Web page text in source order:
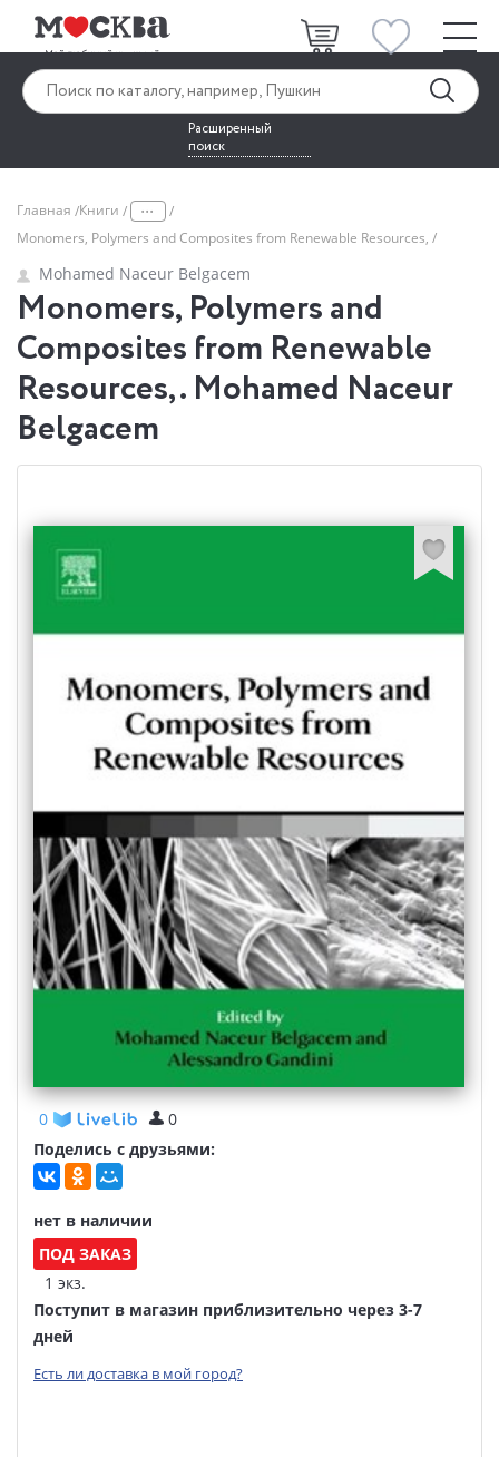
Расширенный
поиск
Главная Книги ...
Monomers, Polymers and Composites from Renewable Resources,
Mohamed Naceur Belgacem
Monomers, Polymers and
Composites from Renewable
Resources,. Mohamed Naceur
Belgacem
0
0
Поделись с друзьями:
нет в наличии
ПОД ЗАКАЗ
1 экз.
Поступит в магазин приблизительно через 3-7
дней
Есть ли доставка в мой город?